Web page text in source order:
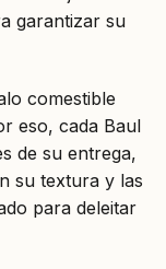
garantizar su
comestible
eso, cada Baul
de su entrega,
su textura y las
para deleitar